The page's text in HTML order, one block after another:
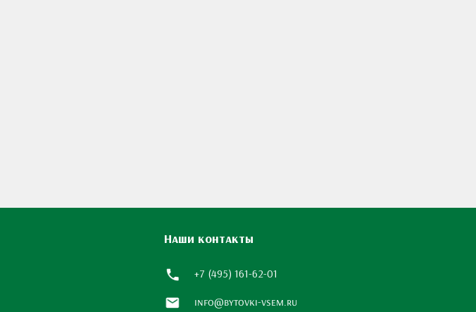
Наши контакты
+7 (495) 161-62-01
info@bytovki-vsem.ru